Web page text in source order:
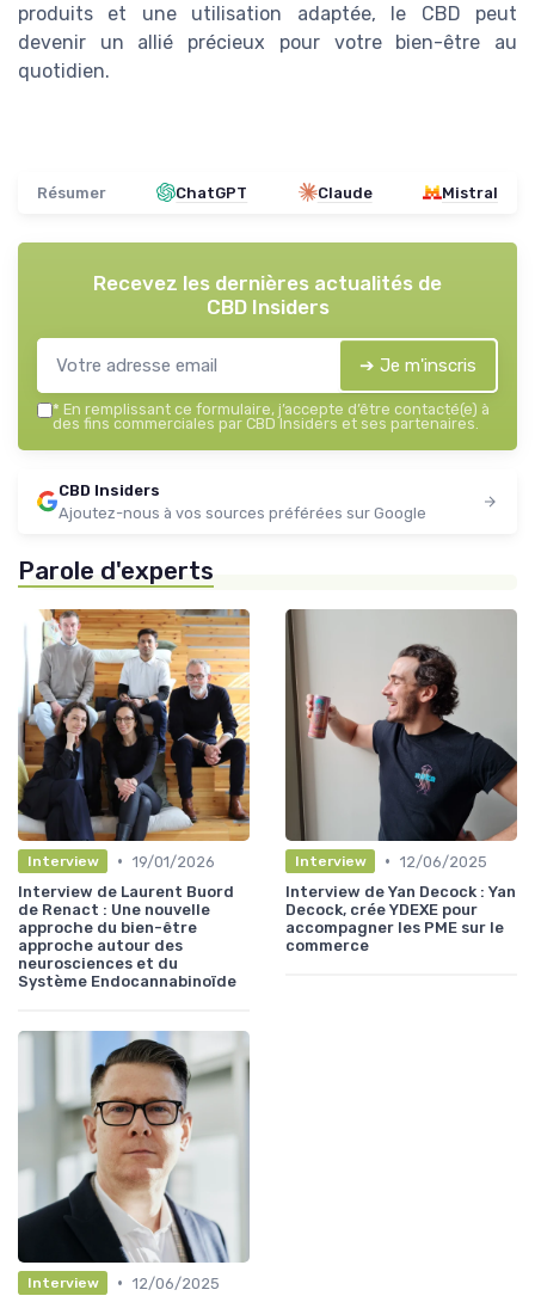
produits et une utilisation adaptée, le CBD peut
devenir un allié précieux pour votre bien-être au
quotidien.
Résumer ChatGPT Claude Mistral
Recevez les dernières actualités de
CBD Insiders
➔ Je m'inscris
* En remplissant ce formulaire, j’accepte d’être contacté(e) à
des fins commerciales par CBD Insiders et ses partenaires.
CBD Insiders
Ajoutez-nous à vos sources préférées sur Google
Parole d'experts
Interview • 19/01/2026
Interview de Laurent Buord
de Renact : Une nouvelle
approche du bien-être
approche autour des
neurosciences et du
Système Endocannabinoïde
Interview • 12/06/2025
Interview de Yan Decock : Yan
Decock, crée YDEXE pour
accompagner les PME sur le
commerce
Interview • 12/06/2025